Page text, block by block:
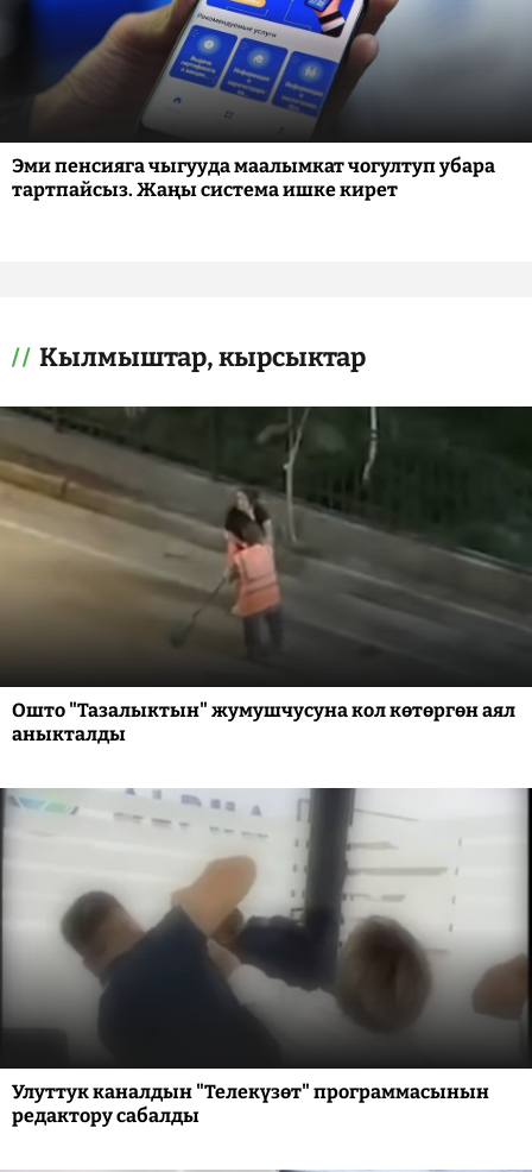
Эми пенсияга чыгууда маалымкат чогултуп убара
тартпайсыз. Жаңы система ишке кирет
Кылмыштар, кырсыктар
Ошто "Тазалыктын" жумушчусуна кол көтөргөн аял
аныкталды
Улуттук каналдын "Телекүзөт" программасынын
редактору сабалды